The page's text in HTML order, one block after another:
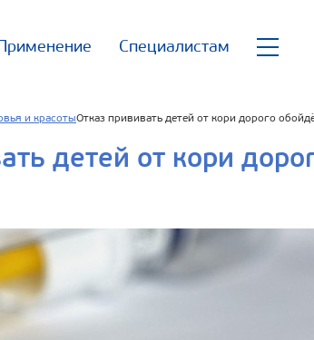
Применение Специалистам
и красотыОтказ прививать детей от кори дорого
детей от кори